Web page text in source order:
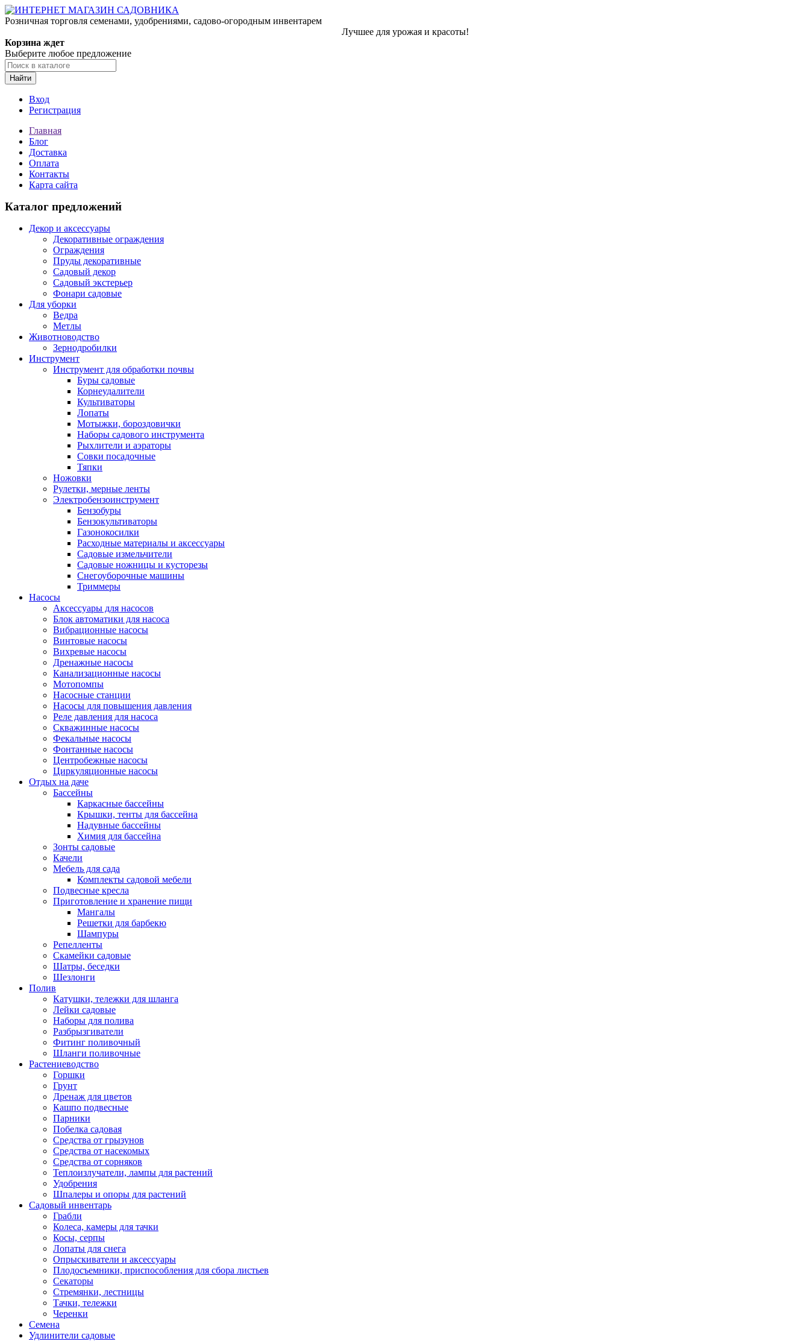
Розничная торговля семенами, удобрениями, садово-огородным инвентарем
Лучшее для урожая и красоты!
Корзина ждет
Выберите любое предложение
Найти
Вход
Регистрация
Главная
Блог
Доставка
Оплата
Контакты
Карта сайта
Каталог предложений
Декор и аксессуары
Декоративные ограждения
Ограждения
Пруды декоративные
Садовый декор
Садовый экстерьер
Фонари садовые
Для уборки
Ведра
Метлы
Животноводство
Зернодробилки
Инструмент
Инструмент для обработки почвы
Буры садовые
Корнеудалители
Культиваторы
Лопаты
Мотыжки, бороздовички
Наборы садового инструмента
Рыхлители и аэраторы
Совки посадочные
Тяпки
Ножовки
Рулетки, мерные ленты
Электробензоинструмент
Бензобуры
Бензокультиваторы
Газонокосилки
Расходные материалы и аксессуары
Садовые измельчители
Садовые ножницы и кусторезы
Снегоуборочные машины
Триммеры
Насосы
Аксессуары для насосов
Блок автоматики для насоса
Вибрационные насосы
Винтовые насосы
Вихревые насосы
Дренажные насосы
Канализационные насосы
Мотопомпы
Насосные станции
Насосы для повышения давления
Реле давления для насоса
Скважинные насосы
Фекальные насосы
Фонтанные насосы
Центробежные насосы
Циркуляционные насосы
Отдых на даче
Бассейны
Каркасные бассейны
Крышки, тенты для бассейна
Надувные бассейны
Химия для бассейна
Зонты садовые
Качели
Мебель для сада
Комплекты садовой мебели
Подвесные кресла
Приготовление и хранение пищи
Мангалы
Решетки для барбекю
Шампуры
Репелленты
Скамейки садовые
Шатры, беседки
Шезлонги
Полив
Катушки, тележки для шланга
Лейки садовые
Наборы для полива
Разбрызгиватели
Фитинг поливочный
Шланги поливочные
Растениеводство
Горшки
Грунт
Дренаж для цветов
Кашпо подвесные
Парники
Побелка садовая
Средства от грызунов
Средства от насекомых
Средства от сорняков
Теплоизлучатели, лампы для растений
Удобрения
Шпалеры и опоры для растений
Садовый инвентарь
Грабли
Колеса, камеры для тачки
Косы, серпы
Лопаты для снега
Опрыскиватели и аксессуары
Плодосъемники, приспособления для сбора листьев
Секаторы
Стремянки, лестницы
Тачки, тележки
Черенки
Семена
Удлинители садовые